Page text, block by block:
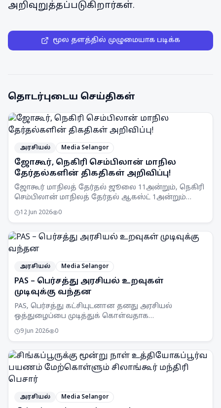
அறிவுறுத்தப்படுகிறார்கள்.
மூல தளத்தில் முழுமையாக படிக்க
தொடர்புடைய செய்திகள்
அரசியல் Media Selangor
ஜோகூர், நெகிரி செம்பிலான் மாநில
தேர்தல்களின் திகதிகள் அறிவிப்பு!
ஜோகூர் மாநிலத் தேர்தல் ஜூலை 11அன்றும், நெகிரி
செம்பிலான் மாநிலத் தேர்தல் ஆகஸ்ட் 1அன்றும்
12 Jun 2026 0
அரசியல் Media Selangor
PAS – பெர்சத்து அரசியல் உறவுகள்
முடிவுக்கு வந்தன
PAS, பெர்சத்து கட்சியுடனான தனது அரசியல்
ஒத்துழைப்பை முடித்துக் கொள்வதாக
ஆய்வுகளுக்குப் பிறகு இந்த முடிவு
9 Jun 2026 0
அரசியல் Media Selangor